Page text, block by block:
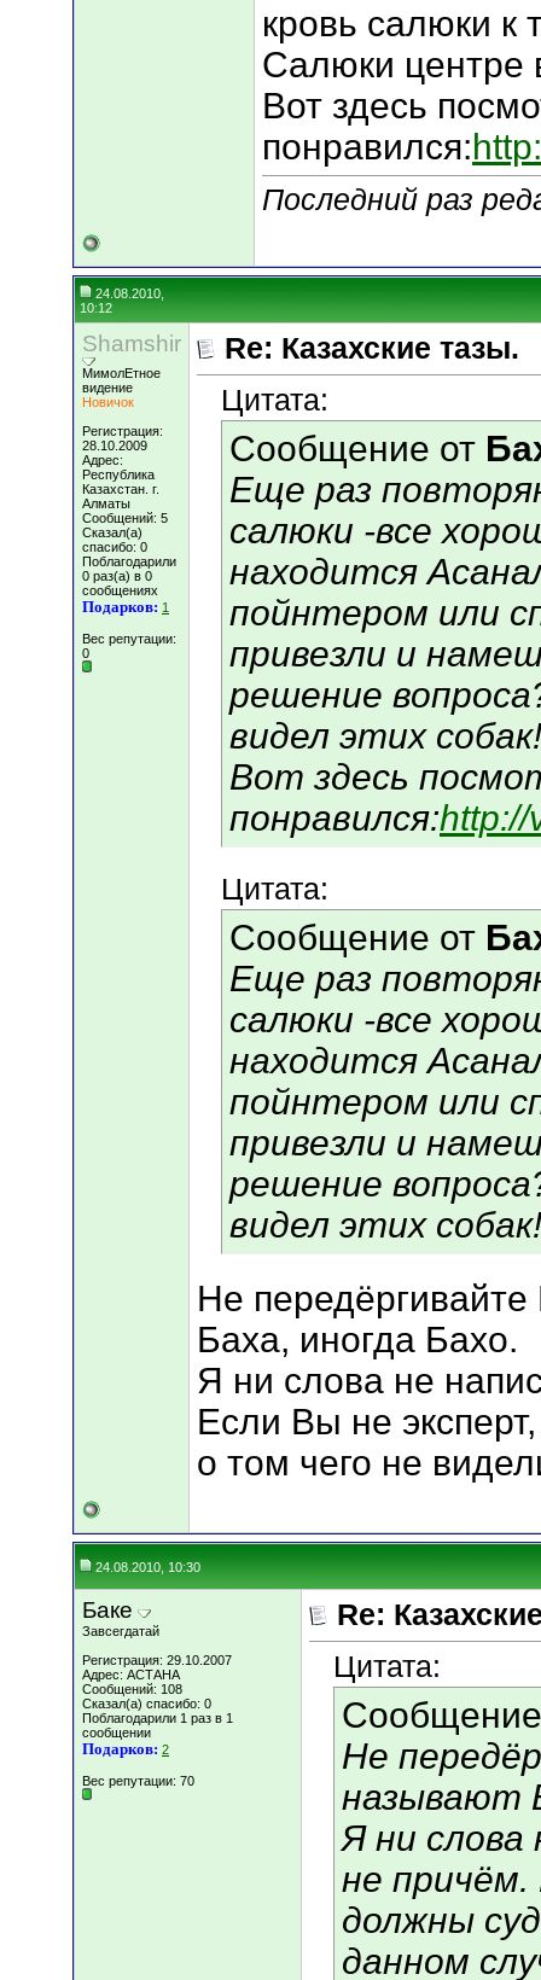
кровь салюки
Салюки центре
Вот здесь
понравился:
Последний раз
24.08.2010,
10:12
Shamshir
МимолЕтное
видение
Новичок
Регистрация:
28.10.2009
Адрес:
Республика
Казахстан. г.
Алматы
Сообщений: 5
Сказал(а)
спасибо: 0
Поблагодарили
0 раз(а) в 0
сообщениях
Подарков: 1
Вес репутации:
0
Re: Казахские тазы.
Цитата:
Сообщение от
Еще раз
салюки -все
находится
пойнтером или
привезли и
решение
видел этих собак!
Вот здесь
понравился:http://
Цитата:
Сообщение от
Еще раз
салюки -все
находится
пойнтером или
привезли и
решение
видел этих собак!
Не
Баха, иногда Бахо.
Я ни слова не
Если Вы не
о том чего не
24.08.2010, 10:30
Баке
Завсегдатай
Регистрация: 29.10.2007
Адрес: АСТАНА
Сообщений: 108
Сказал(а) спасибо: 0
Поблагодарили 1 раз в 1
сообщении
Подарков: 2
Вес репутации: 70
Re:
Цитата:
Не
называют
Я ни
не
должны
данном